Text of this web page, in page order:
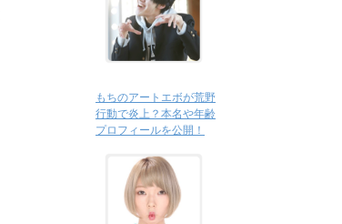
もちのアートエボが荒野
行動で炎上？本名や年齢
プロフィールを公開！